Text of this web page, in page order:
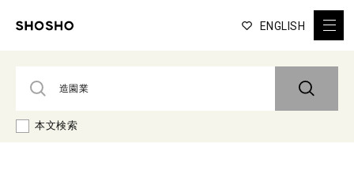
ENGLISH
本文検索